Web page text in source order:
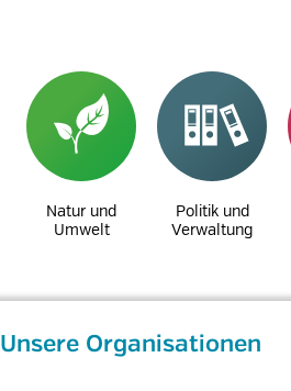
Natur und
Umwelt
Politik und
Verwaltung
Unsere Organisationen